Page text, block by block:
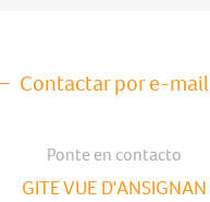
Contactar por e-mail
Ponte en contacto
GITE VUE D'ANSIGNAN